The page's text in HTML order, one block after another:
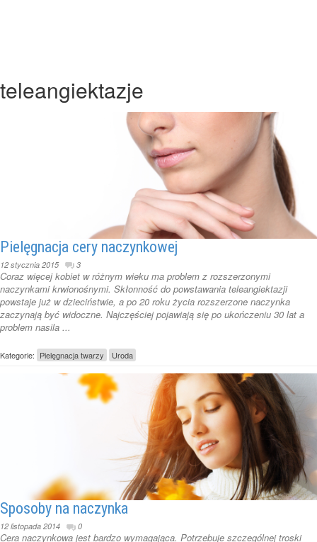
teleangiektazje
Pielęgnacja cery naczynkowej
12 stycznia 2015 3
Coraz więcej kobiet w różnym wieku ma problem z rozszerzonymi
naczynkami krwionośnymi. Skłonność do powstawania teleangiektazji
powstaje już w dzieciństwie, a po 20 roku życia rozszerzone naczynka
zaczynają być widoczne. Najczęściej pojawiają się po ukończeniu 30 lat a
problem nasila ...
Kategorie: Pielęgnacja twarzy Uroda
Sposoby na naczynka
12 listopada 2014 0
Cera naczynkowa jest bardzo wymagająca. Potrzebuje szczególnej troski